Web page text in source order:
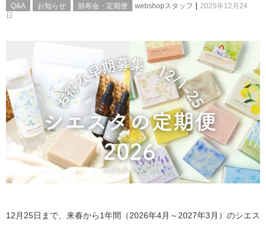
Q&A お知らせ 頒布会・定期便 webshopスタッフ | 2025年12月24
日
12月25日まで、来春から1年間（2026年4月～2027年3月）のシエス